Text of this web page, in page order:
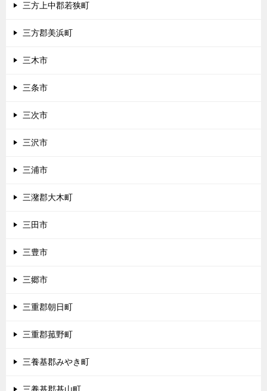
三方上中郡若狭町
三方郡美浜町
三木市
三条市
三次市
三沢市
三浦市
三潴郡大木町
三田市
三豊市
三郷市
三重郡朝日町
三重郡菰野町
三養基郡みやき町